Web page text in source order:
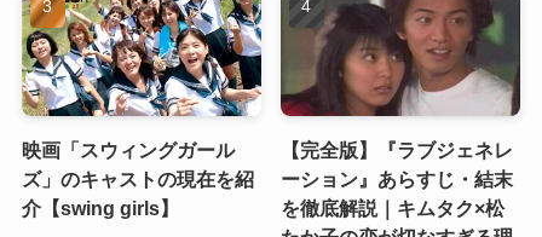
映画「スウィングガール
ズ」のキャストの現在を紹
介【swing girls】
【完全版】『ラブジェネレ
ーション』あらすじ・結末
を徹底解説｜キムタク×松